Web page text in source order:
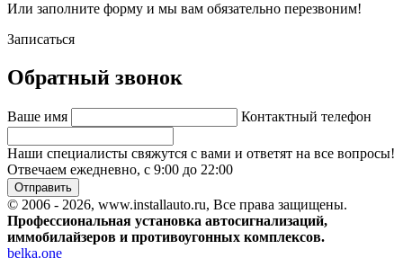
Или заполните форму и мы вам обязательно перезвоним!
Записаться
Обратный звонок
Ваше имя Контактный телефон
Наши специалисты свяжутся с вами и ответят на все вопросы!
Отвечаем ежедневно, с 9:00 до 22:00
Отправить
© 2006 - 2026, www.installauto.ru, Все права защищены.
Профессиональная установка автосигнализаций,
иммобилайзеров и противоугонных комплексов.
belka.one